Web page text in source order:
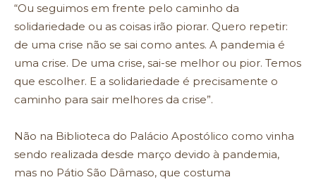
“Ou seguimos em frente pelo caminho da
solidariedade ou as coisas irão piorar. Quero repetir:
de uma crise não se sai como antes. A pandemia é
uma crise. De uma crise, sai-se melhor ou pior. Temos
que escolher. E a solidariedade é precisamente o
caminho para sair melhores da crise”.
Não na Biblioteca do Palácio Apostólico como vinha
sendo realizada desde março devido à pandemia,
mas no Pátio São Dâmaso, que costuma